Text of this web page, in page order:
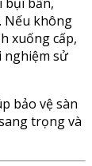
Nếu không
xuống cấp,
nghiệm sử
bảo vệ sàn
trọng và